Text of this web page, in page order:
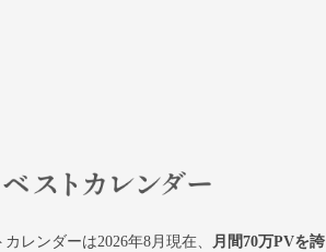
レンダーは2026年8月現在、 月間70万PVを